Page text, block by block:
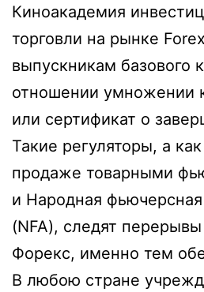
Киноакадемия
торговли на рынке
выпускникам базового
отношении умножении
или сертификат о
Такие регуляторы, а
продаже товарными
и Народная
(NFA), следят
Форекс, именно тем
В любою стране